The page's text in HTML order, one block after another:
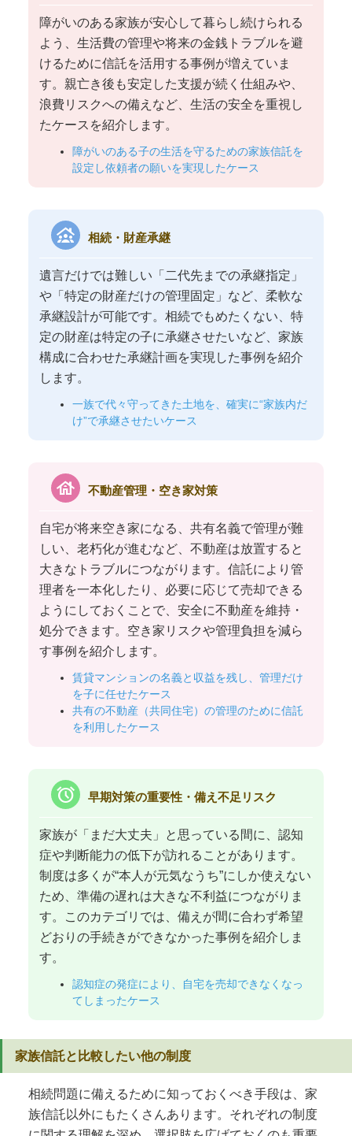
障がいのある家族が安心して暮らし続けられる
よう、生活費の管理や将来の金銭トラブルを避
けるために信託を活用する事例が増えていま
す。親亡き後も安定した支援が続く仕組みや、
浪費リスクへの備えなど、生活の安全を重視し
たケースを紹介します。
障がいのある子の生活を守るための家族信託を
設定し依頼者の願いを実現したケース
family_group 相続・財産承継
遺言だけでは難しい「二代先までの承継指定」
や「特定の財産だけの管理固定」など、柔軟な
承継設計が可能です。相続でもめたくない、特
定の財産は特定の子に承継させたいなど、家族
構成に合わせた承継計画を実現した事例を紹介
します。
一族で代々守ってきた土地を、確実に“家族内だ
け”で承継させたいケース
house 不動産管理・空き家対策
自宅が将来空き家になる、共有名義で管理が難
しい、老朽化が進むなど、不動産は放置すると
大きなトラブルにつながります。信託により管
理者を一本化したり、必要に応じて売却できる
ようにしておくことで、安全に不動産を維持・
処分できます。空き家リスクや管理負担を減ら
す事例を紹介します。
賃貸マンションの名義と収益を残し、管理だけ
を子に任せたケース
共有の不動産（共同住宅）の管理のために信託
を利用したケース
alarm 早期対策の重要性・備え不足リスク
家族が「まだ大丈夫」と思っている間に、認知
症や判断能力の低下が訪れることがあります。
制度は多くが“本人が元気なうち”にしか使えない
ため、準備の遅れは大きな不利益につながりま
す。このカテゴリでは、備えが間に合わず希望
どおりの手続きができなかった事例を紹介しま
す。
認知症の発症により、自宅を売却できなくなっ
てしまったケース
家族信託と比較したい他の制度
相続問題に備えるために知っておくべき手段は、家
族信託以外にもたくさんあります。それぞれの制度